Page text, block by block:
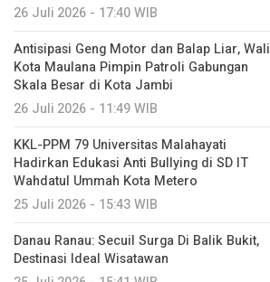
26 Juli 2026 - 17:40 WIB
Antisipasi Geng Motor dan Balap Liar, Wali
Kota Maulana Pimpin Patroli Gabungan
Skala Besar di Kota Jambi
26 Juli 2026 - 11:49 WIB
KKL-PPM 79 Universitas Malahayati
Hadirkan Edukasi Anti Bullying di SD IT
Wahdatul Ummah Kota Metero
25 Juli 2026 - 15:43 WIB
Danau Ranau: Secuil Surga Di Balik Bukit,
Destinasi Ideal Wisatawan